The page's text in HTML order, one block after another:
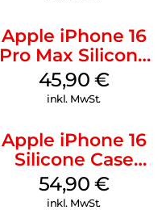
Apple iPhone 16
Pro Max Silicone
Case MagSafe
Ultramarine
45,90 €
inkl. MwSt.
Apple iPhone 16
Silicone Case
MagSafe Lake
Green
54,90 €
inkl. MwSt.